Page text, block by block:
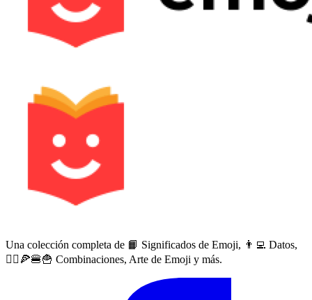
Una colección completa de 📙 Significados de Emoji, 👨‍💻 Datos,
🙅‍♀️🍕🍔🍟 Combinaciones, Arte de Emoji y más.